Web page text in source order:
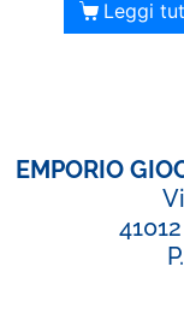
Leggi
EMPORIO